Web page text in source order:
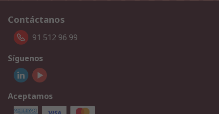
Contáctanos
91 512 96 99
Síguenos
Aceptamos